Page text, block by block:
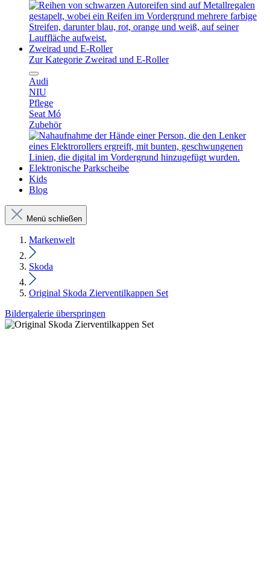
Zweirad und E-Roller
Zur Kategorie Zweirad und E-Roller
Audi
NIU
Pflege
Seat Mó
Zubehör
Elektronische Parkscheibe
Kids
Blog
Menü schließen
Markenwelt
Skoda
Original Skoda Zierventilkappen Set
Bildergalerie überspringen